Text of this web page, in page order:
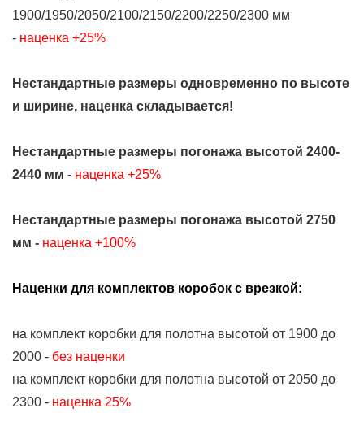
1900/1950/2050/2100/2150/2200/2250/2300 мм
- наценка +25%
Нестандартные размеры одновременно по высоте
и ширине, наценка складывается!
Нестандартные размеры погонажа высотой 2400-
2440 мм - наценка +25%
Нестандартные размеры погонажа высотой 2750
мм - наценка +100%
Наценки для комплектов коробок с врезкой:
на комплект коробки для полотна высотой от 1900 до
2000 - без наценки
на комплект коробки для полотна высотой от 2050 до
2300 - наценка 25%